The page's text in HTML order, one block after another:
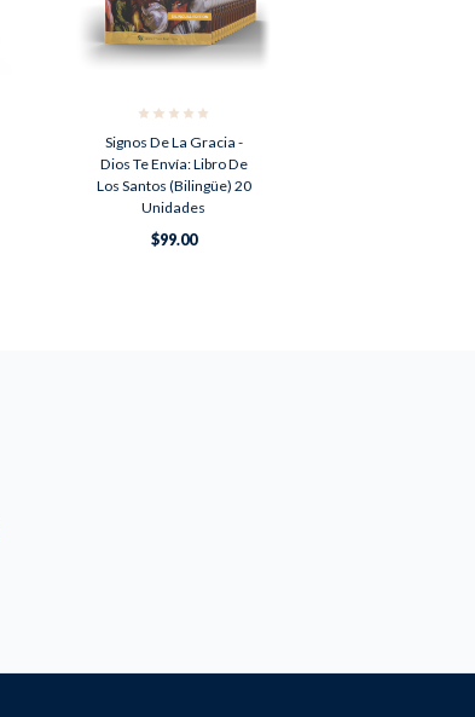
Signos De La Gracia -
Dios Te Envía: Libro De
Los Santos (Bilingüe) 20
Unidades
$99.00